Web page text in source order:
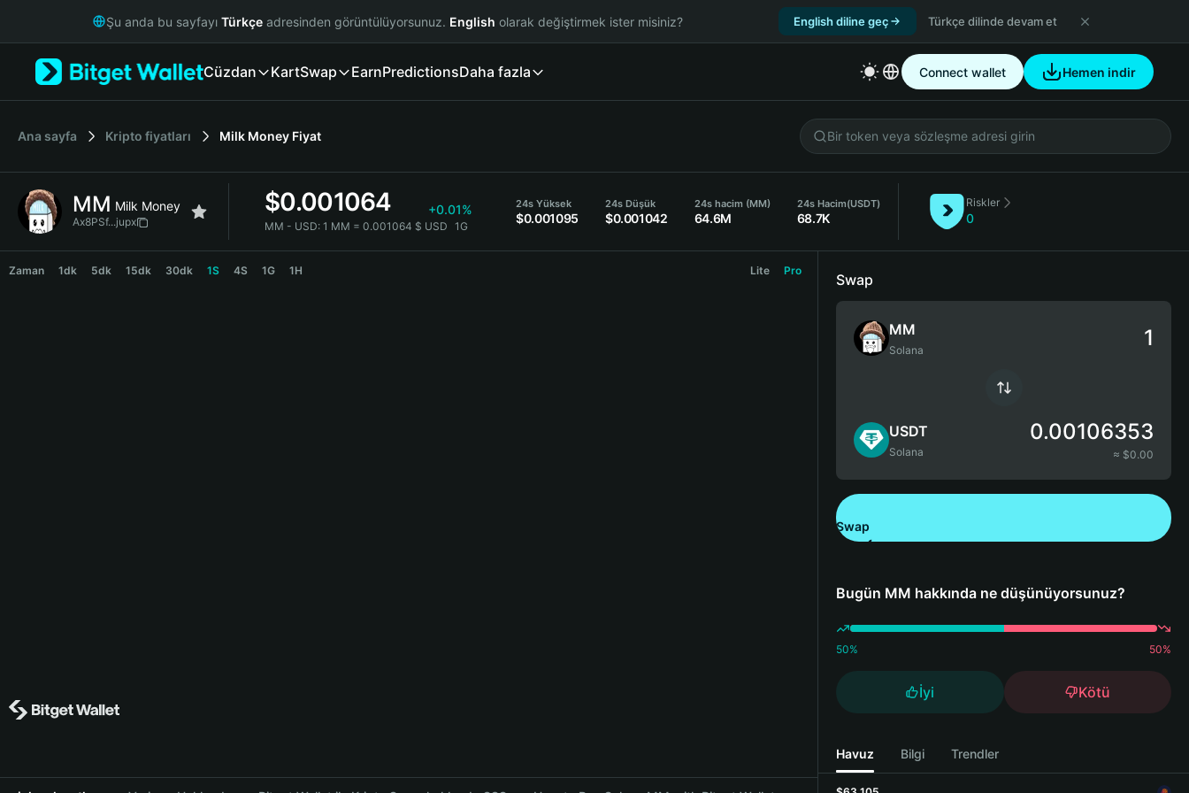
Русский
Italiano
简体中文
繁體中文
Bahasa Indonesia
Şu anda bu sayfayı Türkçe adresinden görüntülüyorsunuz. English olarak değiştirmek ister misiniz? English diline geç Türkçe dilinde devam et
Cüzdan KartSwap EarnPredictionsDaha fazla Connect wallet Hemen indir
Ana sayfa Kripto fiyatları Milk Money Fiyat
MM Milk Money
Ax8PSf...jupx
$0.001064 +0.01%
MM - USD: 1 MM = 0.001064 $ USD 1G
24s Yüksek
$0.001095
24s Düşük
$0.001042
24s hacim (MM)
64.6M
24s Hacim(USDT)
68.7K
Riskler
0
Zaman 1dk 5dk 15dk 30dk 1S 4S 1G 1H Lite Pro
Swap
MM
Solana
USDT
Solana
0.00106353
≈ $0.00
Swap
Bugün MM hakkında ne düşünüyorsunuz?
50% 50%
İyi Kötü
Havuz Bilgi Trendler